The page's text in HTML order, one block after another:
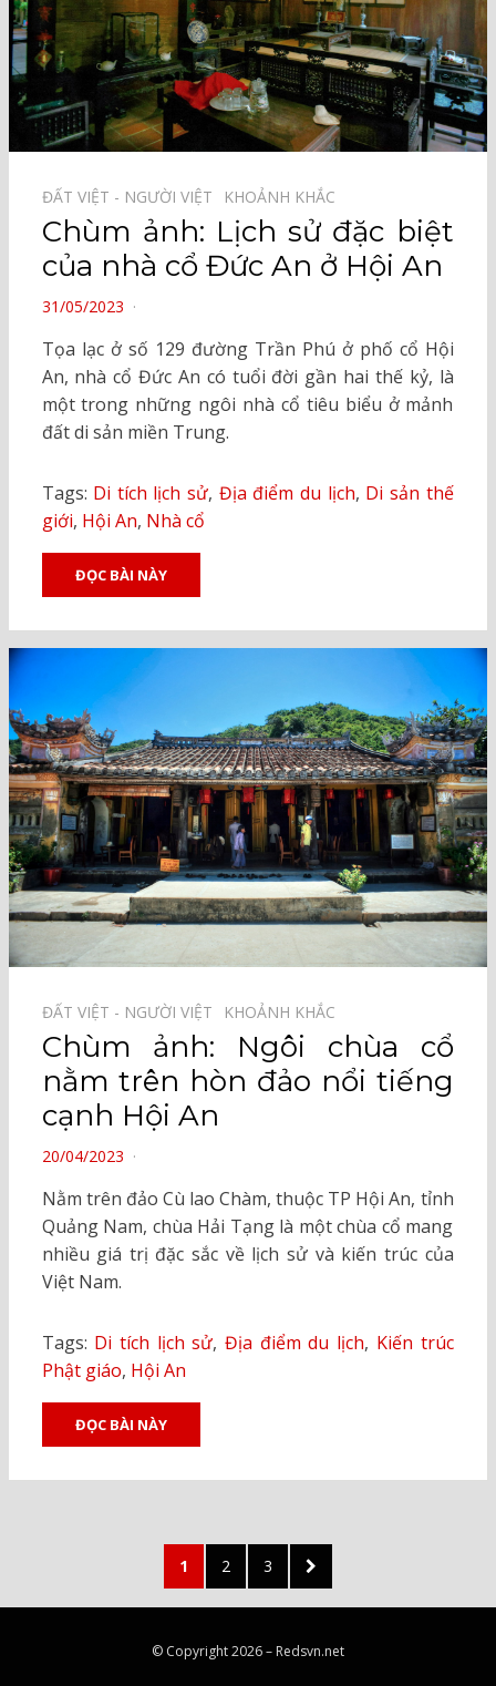
ĐẤT VIỆT - NGƯỜI VIỆT⠀ KHOẢNH KHẮC⠀
Chùm ảnh: Lịch sử đặc biệt
của nhà cổ Đức An ở Hội An
POSTED
31/05/2023
Tọa lạc ở số 129 đường Trần Phú ở phố cổ Hội
An, nhà cổ Đức An có tuổi đời gần hai thế kỷ, là
một trong những ngôi nhà cổ tiêu biểu ở mảnh
đất di sản miền Trung.
Tags: Di tích lịch sử, Địa điểm du lịch, Di sản thế
giới, Hội An, Nhà cổ
ĐỌC BÀI NÀY
ĐẤT VIỆT - NGƯỜI VIỆT⠀ KHOẢNH KHẮC⠀
Chùm ảnh: Ngôi chùa cổ
nằm trên hòn đảo nổi tiếng
cạnh Hội An
POSTED
20/04/2023
Nằm trên đảo Cù lao Chàm, thuộc TP Hội An, tỉnh
Quảng Nam, chùa Hải Tạng là một chùa cổ mang
nhiều giá trị đặc sắc về lịch sử và kiến trúc của
Việt Nam.
Tags: Di tích lịch sử,Địa điểm du lịch, Kiến trúc
Phật giáo, Hội An
ĐỌC BÀI NÀY
pagination
PAGE
1 PAGE
2 PAGE
3
NEXT
PAGE
© Copyright 2026 – Redsvn.net